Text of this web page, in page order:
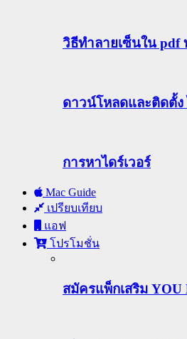
วิธีทําลายเซ็นใน pdf
ดาวน์โหลดและติดตั้ง
การหาไดร์เวอร์
Mac Guide
เปรียบเทียบ
แอฟ
โปรโมชั่น
สมัครแพ็กเสริม